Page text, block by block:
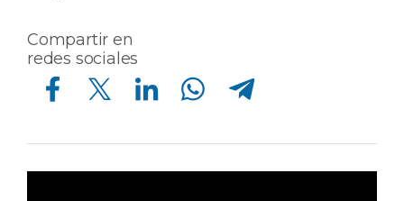
Compartir en
redes sociales
Compartir en Facebook Compartir en Twitter Compartir en Linkedin Compartir en Whatsapp Compartir en Telegram